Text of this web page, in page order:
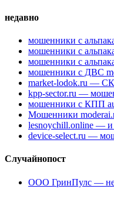
недавно
мошенники с
мошенники с
мошенники с
мошенники с ДВС
market-lodok.ru —
kpp-sector.ru —
мошенники с КПП
Мошенники
lesnoychill.online —
device-select.ru —
Случайнопост
ООО ГринПулс — не